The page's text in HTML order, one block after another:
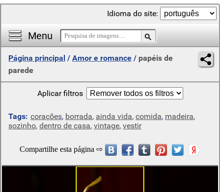
Menu
Idioma do site:
Página principal / Amor e romance / papéis de
parede
Aplicar filtros
Tags: corações, borrada, ainda vida, comida, madeira,
sozinho, dentro de casa, vintage, vestir